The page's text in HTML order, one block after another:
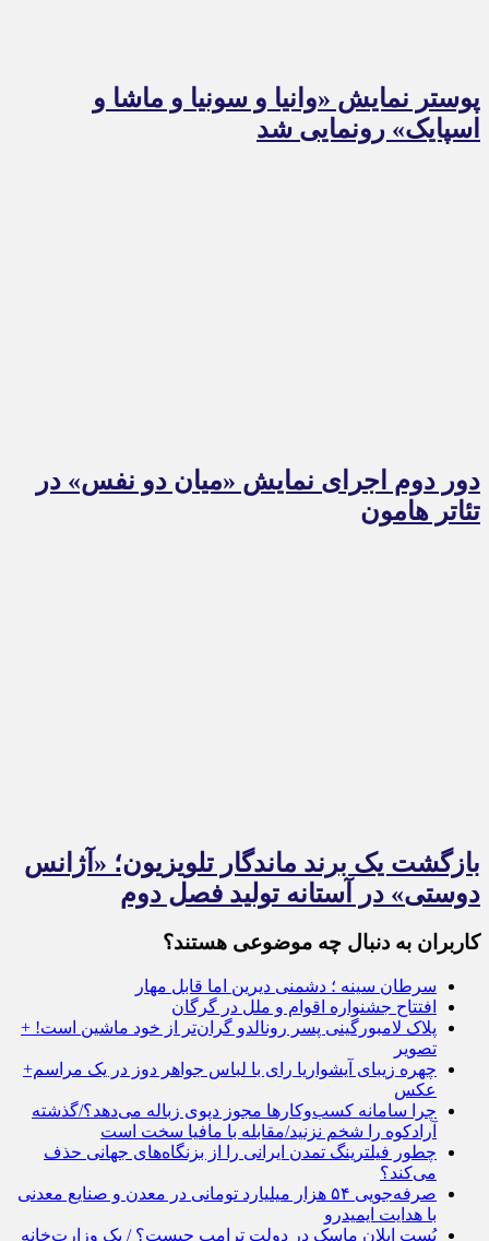
پوستر نمایش «وانیا و سونیا و ماشا و
اسپایک» رونمایی شد
دور دوم اجرای نمایش «میان دو نفس» در
تئاتر هامون
بازگشت یک برند ماندگار تلویزیون؛ «آژانس
دوستی» در آستانه تولید فصل دوم
کاربران به دنبال چه موضوعی هستند؟
سرطان سینه ؛ دشمنی دیرین اما قابل مهار
افتتاح جشنواره اقوام و ملل در گرگان
پلاک لامبورگینی پسر رونالدو گران‌تر از خود ماشین است! +
تصویر
چهره زیبای آیشواریا رای با لباس جواهر دوز در یک مراسم+
عکس
چرا سامانه کسب‌وکارها مجوز دپوی زباله می‌دهد؟/گذشته
آرادکوه را شخم نزنید/مقابله با مافیا سخت است
چطور فیلترینگ تمدن ایرانی را از بزنگاه‌های جهانی حذف
می‌کند؟
صرفه‌جویی ۵۴ هزار میلیارد تومانی در معدن و صنایع معدنی
با هدایت ایمیدرو
پُست ایلان ماسک در دولت ترامپ چیست؟ / یک وزارت‌خانه